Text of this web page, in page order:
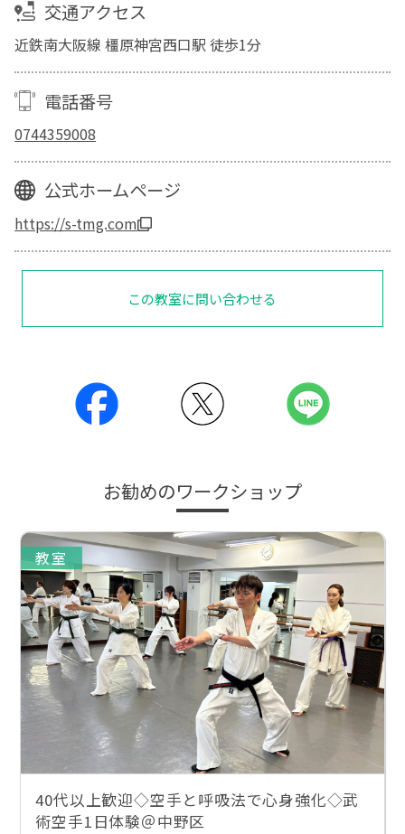
交通アクセス
近鉄南大阪線 橿原神宮西口駅 徒歩1分
電話番号
0744359008
公式ホームページ
https://s-tmg.com
この教室に問い合わせる
お勧めのワークショップ
教室
40代以上歓迎◇空手と呼吸法で心身強化◇武
術空手1日体験＠中野区